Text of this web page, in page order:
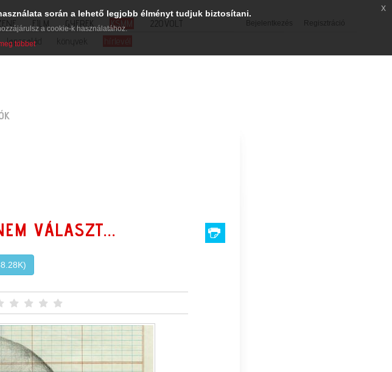
Bejelentkezés Regisztráció
FILM GYEREK KSMM
220VOLT
lapcsalád könyvek hírlevél
VÁLASZT...
során a lehető legjobb élményt tudjuk biztosítani.
a cookie-k használatához.
többet
x